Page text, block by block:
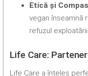
Etică și
vegan înseamnă
refuzul
Life Care:
Life Care a înțeles